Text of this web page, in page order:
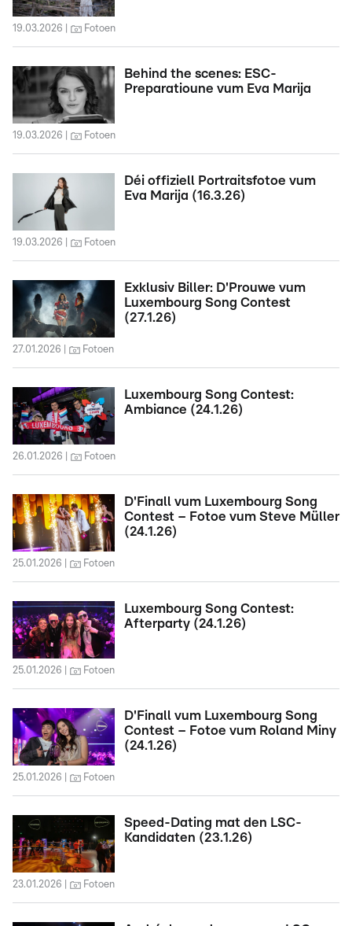
19.03.2026 Fotoen
Behind the scenes: ESC-
Preparatioune vum Eva Marija
19.03.2026 Fotoen
Déi offiziell Portraitsfotoe vum
Eva Marija (16.3.26)
19.03.2026 Fotoen
Exklusiv Biller: D'Prouwe vum
Luxembourg Song Contest
(27.1.26)
27.01.2026 Fotoen
Luxembourg Song Contest:
Ambiance (24.1.26)
26.01.2026 Fotoen
D'Finall vum Luxembourg Song
Contest – Fotoe vum Steve Müller
(24.1.26)
25.01.2026 Fotoen
Luxembourg Song Contest:
Afterparty (24.1.26)
25.01.2026 Fotoen
D'Finall vum Luxembourg Song
Contest – Fotoe vum Roland Miny
(24.1.26)
25.01.2026 Fotoen
Speed-Dating mat den LSC-
Kandidaten (23.1.26)
23.01.2026 Fotoen